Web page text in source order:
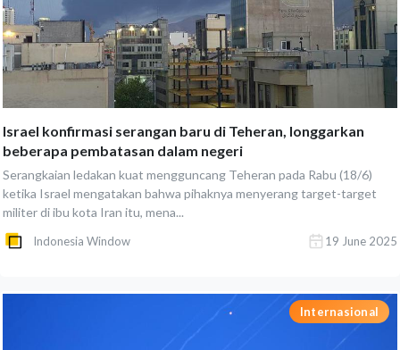
Israel konfirmasi serangan baru di Teheran, longgarkan
beberapa pembatasan dalam negeri
Serangkaian ledakan kuat mengguncang Teheran pada Rabu (18/6)
ketika Israel mengatakan bahwa pihaknya menyerang target-target
militer di ibu kota Iran itu, mena...
Indonesia Window 19 June 2025
Internasional